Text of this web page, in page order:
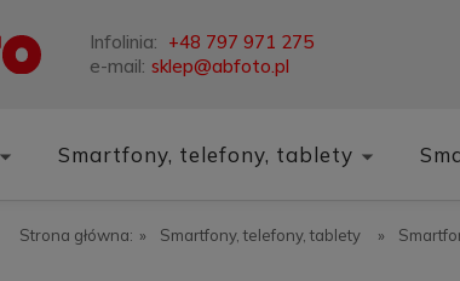
Infolinia: +48 797 971 275
e-mail: sklep@abfoto.pl
Smartfony, telefony, tablety
Strona główna: » Smartfony, telefony, tablety »